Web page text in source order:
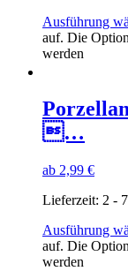
Ausführung
auf. Die
werden
…
ab 2,99 €
Lieferzeit: 2 -
Ausführung
auf. Die
werden